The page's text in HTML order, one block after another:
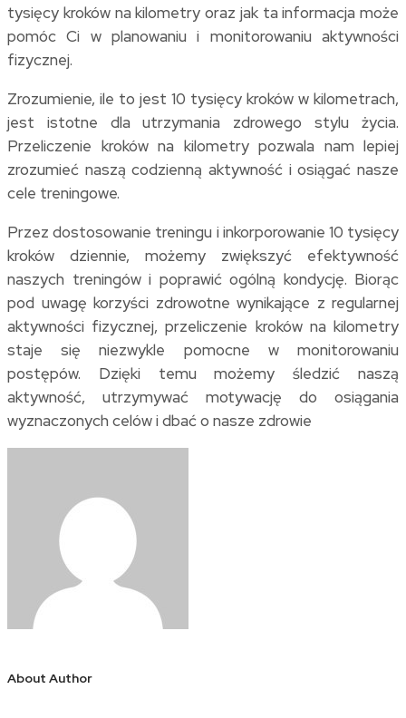
tysięcy kroków na kilometry oraz jak ta informacja może
pomóc Ci w planowaniu i monitorowaniu aktywności
fizycznej.
Zrozumienie, ile to jest 10 tysięcy kroków w kilometrach,
jest istotne dla utrzymania zdrowego stylu życia.
Przeliczenie kroków na kilometry pozwala nam lepiej
zrozumieć naszą codzienną aktywność i osiągać nasze
cele treningowe.
Przez dostosowanie treningu i inkorporowanie 10 tysięcy
kroków dziennie, możemy zwiększyć efektywność
naszych treningów i poprawić ogólną kondycję. Biorąc
pod uwagę korzyści zdrowotne wynikające z regularnej
aktywności fizycznej, przeliczenie kroków na kilometry
staje się niezwykle pomocne w monitorowaniu
postępów. Dzięki temu możemy śledzić naszą
aktywność, utrzymywać motywację do osiągania
wyznaczonych celów i dbać o nasze zdrowie
About Author